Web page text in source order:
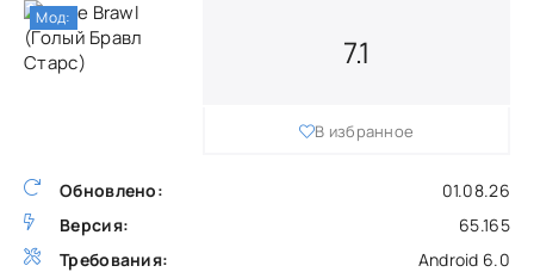
Обновлено:
01.08.26
Версия:
65.165
Требования:
Android 6.0
7.1
В избранное
Мод: